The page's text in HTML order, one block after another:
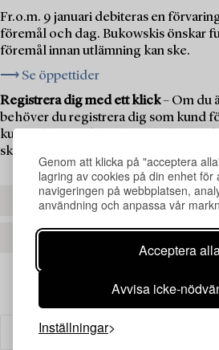
Genom att klicka på "acceptera
lagring av cookies på din enhet för
navigeringen på webbplatsen,
användning och anpassa vår
Acceptera
Avvisa icke-
Inställningar
Fr.o.m. 9 januari debiteras en
föremål och dag. Bukowskis önskar
föremål innan utlämning kan ske.
⟶ Se öppettider
Registrera dig med ett klick– Om du
behöver du registrera dig som kund
kunna delta i auktionen. Om du är ny
skapa ett kundkonto först.
REGISTRERA DIG